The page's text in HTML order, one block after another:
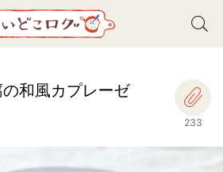
和風カプレーゼ
233